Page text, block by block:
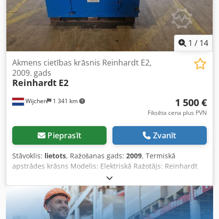
1 / 14
Wijchen 1 341 km
Akmens cietības krāsnis Reinhardt E2,
2009. gads
Reinhardt E2
1 500 €
Fiksēta cena plus PVN
Pieprasīt Zvanīt
Stāvoklis: lietots, Ražošanas gads: 2009, Termiskā
apstrādes krāsns Modelis: Elektriskā Ražotājs: Reinhardt
Tips: E2 Ražošanas gads: 2009 Darba temperatūra: 50-300
grādi Darba tilpums: 0,21 m³ Atveres izmērs: 650x650 mm
Spriegums: 3x400V Motora jauda: 0,55 kW - Ražošanas
gads: 2009 - Dokumentācija pieejama: Nē - CE sertifikāts: